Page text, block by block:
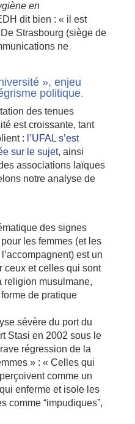
en
dit bien : « il est
Strasbourg (siège de
ne
», enjeu
politique.
des tenues
est croissante, tant
: l’UFAL s’est
sur le sujet, ainsi
associations laïques
notre analyse de
des signes
les femmes (et les
est un
ceux et celles qui sont
religion musulmane,
de pratique
sévère du port du
Stasi en 2002 sous le
régression de la
» : « Celles qui
comme un
enferme et isole les
comme “impudiques”,